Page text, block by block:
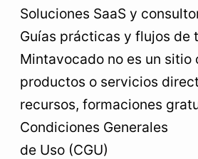
Soluciones SaaS y
Guías prácticas y flujos de
Mintavocado no es un
productos o servicios
recursos, formaciones
Condiciones Generales
de Uso (CGU)